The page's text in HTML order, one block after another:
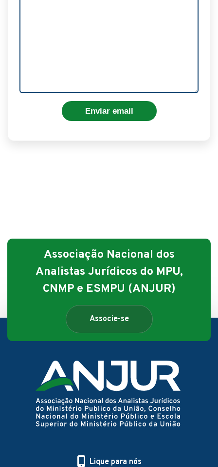
Enviar email
Associação Nacional dos
Analistas Jurídicos do MPU,
CNMP e ESMPU (ANJUR)
Associe-se
Lique para nós